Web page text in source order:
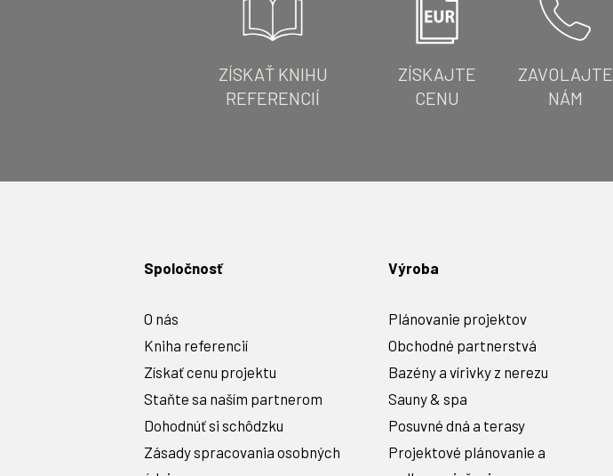
ZÍSKAŤ KNIHU
REFERENCIÍ
ZÍSKAJTE
CENU
ZAVOLAJTE
NÁM
Spoločnosť
O nás
Kniha referencií
Získať cenu projektu
Staňte sa naším partnerom
Dohodnúť si schôdzku
Zásady spracovania osobných
Výroba
Plánovanie projektov
Obchodné partnerstvá
Bazény a vírivky z nerezu
Sauny & spa
Posuvné dná a terasy
Projektové plánovanie a